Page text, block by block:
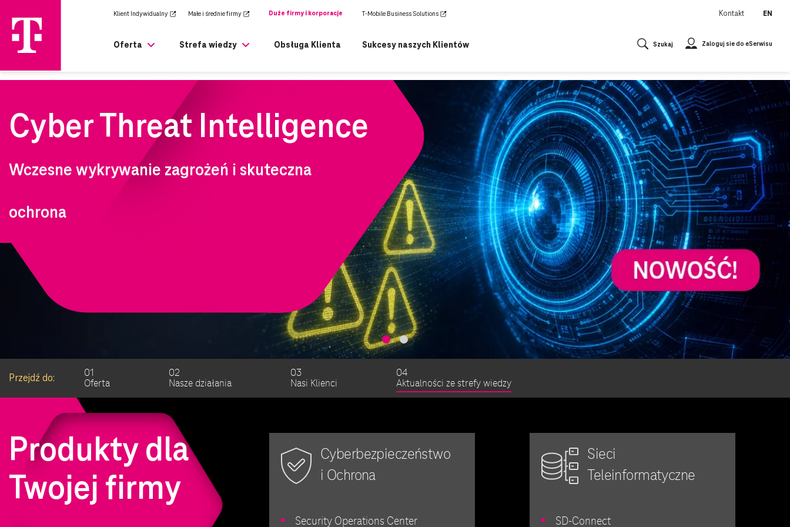
Klient Indywidualny Małe i średnie firmy Duże firmy i korporacje T-Mobile Business Solutions Kontakt EN
Oferta Strefa wiedzy Obsługa Klienta Sukcesy naszych Klientów Szukaj Zaloguj sie do eSerwisu
T Business
Zaufanie to nasz wspólny
biznes.
Przejdź do:
01
Oferta
02
Nasze działania
03
Nasi Klienci
04
Aktualności ze strefy wiedzy
Produkty dla
Twojej firmy
Cyberbezpieczeństwo
i Ochrona
Security Operations Center
Sieci
Teleinformatyczne
SD-Connect